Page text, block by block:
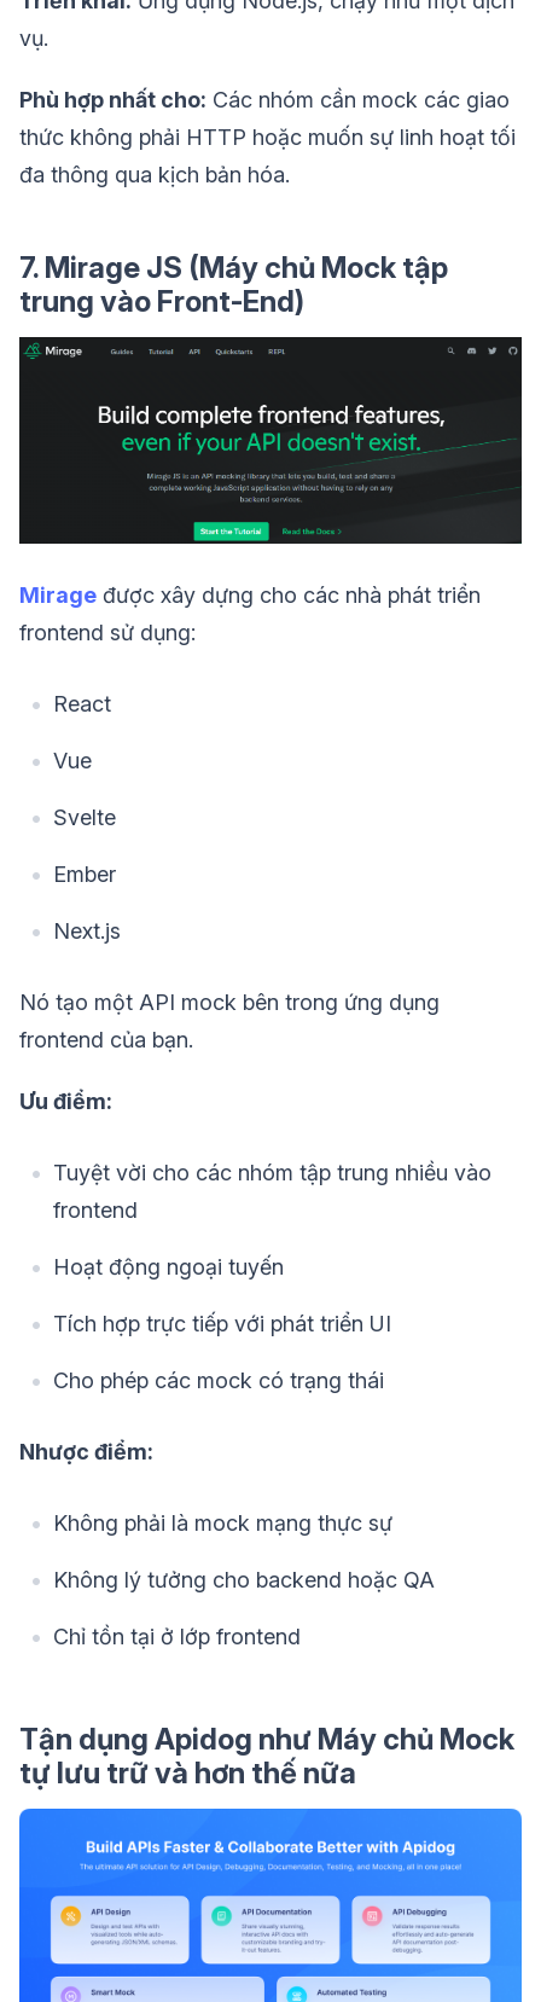
vụ.
Phù hợp nhất cho: Các nhóm cần mock các giao
thức không phải HTTP hoặc muốn sự linh hoạt tối
đa thông qua kịch bản hóa.
7. Mirage JS (Máy chủ Mock tập
trung vào Front-End)
Mirage được xây dựng cho các nhà phát triển
frontend sử dụng:
React
Vue
Svelte
Ember
Next.js
Nó tạo một API mock bên trong ứng dụng
frontend của bạn.
Ưu điểm:
Tuyệt vời cho các nhóm tập trung nhiều vào
frontend
Hoạt động ngoại tuyến
Tích hợp trực tiếp với phát triển UI
Cho phép các mock có trạng thái
Nhược điểm:
Không phải là mock mạng thực sự
Không lý tưởng cho backend hoặc QA
Chỉ tồn tại ở lớp frontend
Tận dụng Apidog như Máy chủ Mock
tự lưu trữ và hơn thế nữa